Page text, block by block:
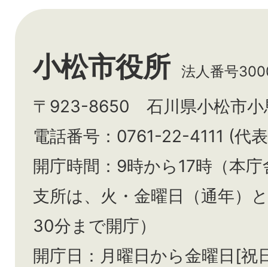
小松市役所 法人番号
〒923-8650 石川県小松市小
電話番号：0761-22-4111 (代
開庁時間：9時から17時（本
支所は、火・金曜日（通年）と
30分まで開庁）
開庁日：月曜日から金曜日[祝